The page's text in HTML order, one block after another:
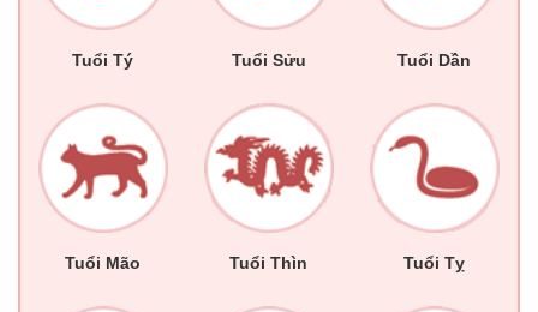
Tuổi Tý Tuổi Sửu Tuổi Dần
Tuổi Mão Tuổi Thìn Tuổi Tỵ